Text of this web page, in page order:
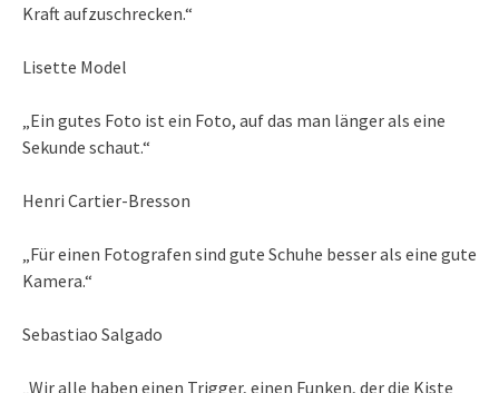
Kraft aufzuschrecken.“
Lisette Model
„Ein gutes Foto ist ein Foto, auf das man länger als eine
Sekunde schaut.“
Henri Cartier-Bresson
„Für einen Fotografen sind gute Schuhe besser als eine gute
Kamera.“
Sebastiao Salgado
„Wir alle haben einen Trigger, einen Funken, der die Kiste